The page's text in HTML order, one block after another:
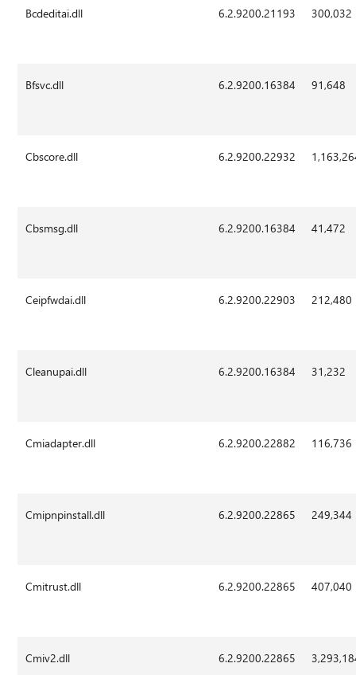
Bcdeditai.dll 6.2.9200.21193 300,032
Bfsvc.dll 6.2.9200.16384 91,648
Cbscore.dll 6.2.9200.22932
Cbsmsg.dll 6.2.9200.16384 41,472
Ceipfwdai.dll 6.2.9200.22903 212,480
Cleanupai.dll 6.2.9200.16384 31,232
Cmiadapter.dll 6.2.9200.22882 116,736
Cmipnpinstall.dll 6.2.9200.22865 249,344
Cmitrust.dll 6.2.9200.22865 407,040
Cmiv2.dll 6.2.9200.22865